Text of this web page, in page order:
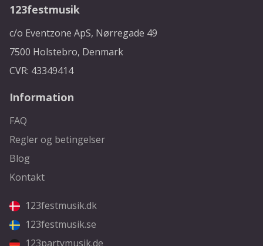
123festmusik
c/o Eventzone ApS, Nørregade 49
7500 Holstebro, Denmark
CVR: 43349414
Information
FAQ
Regler og betingelser
Blog
Kontakt
123festmusik.dk
123festmusik.se
123partymusik.de